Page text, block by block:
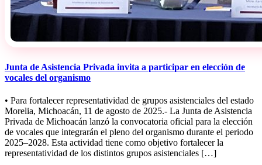
Junta de Asistencia Privada invita a participar en elección de
vocales del organismo
• Para fortalecer representatividad de grupos asistenciales del estado
Morelia, Michoacán, 11 de agosto de 2025.- La Junta de Asistencia
Privada de Michoacán lanzó la convocatoria oficial para la elección
de vocales que integrarán el pleno del organismo durante el periodo
2025–2028. Esta actividad tiene como objetivo fortalecer la
representatividad de los distintos grupos asistenciales […]